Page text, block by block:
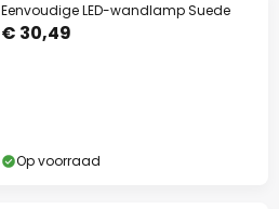
Eenvoudige LED-wandlamp Suede
€ 30,49
Op voorraad